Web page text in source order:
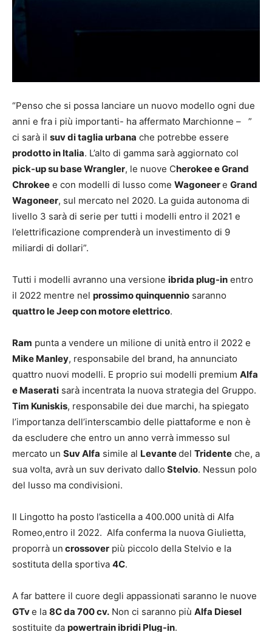
“Penso che si possa lanciare un nuovo modello ogni due
anni e fra i più importanti- ha affermato Marchionne – ”
ci sarà il suv di taglia urbana che potrebbe essere
prodotto in Italia. L’alto di gamma sarà aggiornato col
pick-up su base Wrangler, le nuove Cherokee e Grand
Chrokee e con modelli di lusso come Wagoneere Grand
Wagoneer, sul mercato nel 2020. La guida autonoma di
livello 3 sarà di serie per tutti i modelli entro il 2021 e
l’elettrificazione comprenderà un investimento di 9
miliardi di dollari”.
Tutti i modelli avranno una versione ibrida plug-in entro
il 2022 mentre nel prossimo quinquennio saranno
quattro le Jeep con motore elettrico.
Ram punta a vendere un milione di unità entro il 2022 e
Mike Manley, responsabile del brand, ha annunciato
quattro nuovi modelli. E proprio sui modelli premium Alfa
e Maserati sarà incentrata la nuova strategia del Gruppo.
Tim Kuniskis, responsabile dei due marchi, ha spiegato
l’importanza dell’interscambio delle piattaforme e non è
da escludere che entro un anno verrà immesso sul
mercato un Suv Alfa simile al Levantedel Tridente che, a
sua volta, avrà un suv derivato dallo Stelvio. Nessun polo
del lusso ma condivisioni.
Il Lingotto ha posto l’asticella a 400.000 unità di Alfa
Romeo,entro il 2022. Alfa conferma la nuova Giulietta,
proporrà un crossover più piccolo della Stelvio e la
sostituta della sportiva 4C.
A far battere il cuore degli appassionati saranno le nuove
GTve la 8C da 700 cv. Non ci saranno più Alfa Diesel
sostituite da powertrain ibridi Plug-in.